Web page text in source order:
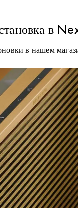
в
в нашем